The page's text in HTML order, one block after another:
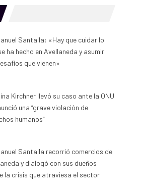
Santalla: «Hay que cuidar lo
ha hecho en Avellaneda y asumir
que vienen»
Kirchner llevó su caso ante la ONU
una “grave violación de
humanos”
Santalla recorrió comercios de
y dialogó con sus dueños
la crisis que atraviesa el sector